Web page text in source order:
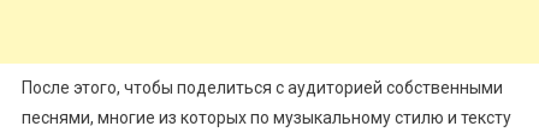
После этого, чтобы поделиться с аудиторией собственными
песнями, многие из которых по музыкальному стилю и тексту